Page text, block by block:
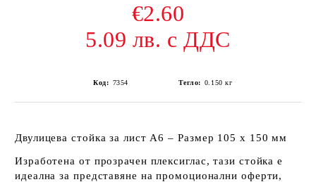
€2.60
5.09 лв. с ДДС
Код: 7354 Тегло: 0.150 кг
Двулицева стойка за лист A6– Размер 105 х 150 мм
Изработена от прозрачен плексиглас, тази стойка е
идеална за представяне на промоционални оферти,